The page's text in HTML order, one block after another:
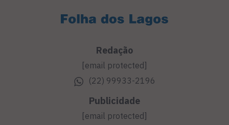
Redação
[email protected]
(22) 99933-2196
Publicidade
[email protected]